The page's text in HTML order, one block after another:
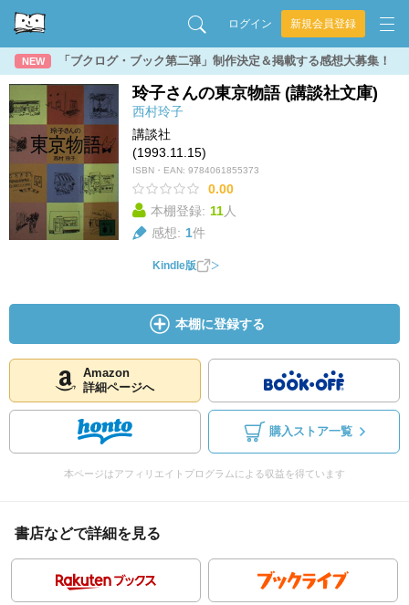
ログイン 新規会員登録
NEW 「ブクログ・ブック第二弾」制作決定＆掲載する感想大募集！
玲子さんの東京物語 (講談社文庫)
西村玲子
講談社
(1993.11.15)
ISBN・EAN: 9784061855373
0.00
本棚登録: 11人
感想: 1件
Kindle版
本棚に登録する
Amazon
詳細ページへ
購入ストア一覧
本ページはアフィリエイトプログラムによる収益を得ています
書店などで詳細を見る